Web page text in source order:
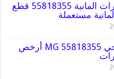
قطع غيار سيارات المانية 55818355 قطع
مستعملة
قطع غيار أم جي MG 55818355 أرخص